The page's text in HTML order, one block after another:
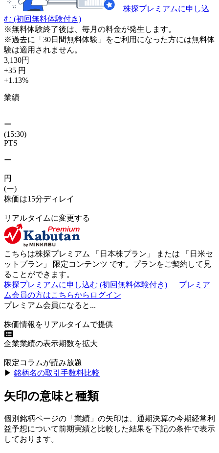
株探プレミアムに申し込
む (初回無料体験付き)
※無料体験終了後は、毎月の料金が発生します。
※過去に「30日間無料体験」をご利用になった方には無料体
験は適用されません。
3,130円
+35 円
+1.13%
業績
ー
(15:30)
PTS
ー
円
(ー)
株価は15分ディレイ
リアルタイムに変更する
こちらは株探プレミアム 「 日本株プラン 」 または 「 日米セ
ットプラン 」 限定コンテンツ です。プランをご契約して見
ることができます。
株探プレミアムに申し込む (初回無料体験付き)
プレミア
ム会員の方はこちらからログイン
プレミアム会員になると...
株価情報をリアルタイムで提供
企業業績の表示期数を拡大
限定コラムが読み放題
▶︎ 銘柄名の取引手数料比較
矢印の意味と種類
個別銘柄ページの「業績」の矢印は、通期決算の今期経常利
益予想について前期実績と比較した結果を下記の条件で表示
しております。